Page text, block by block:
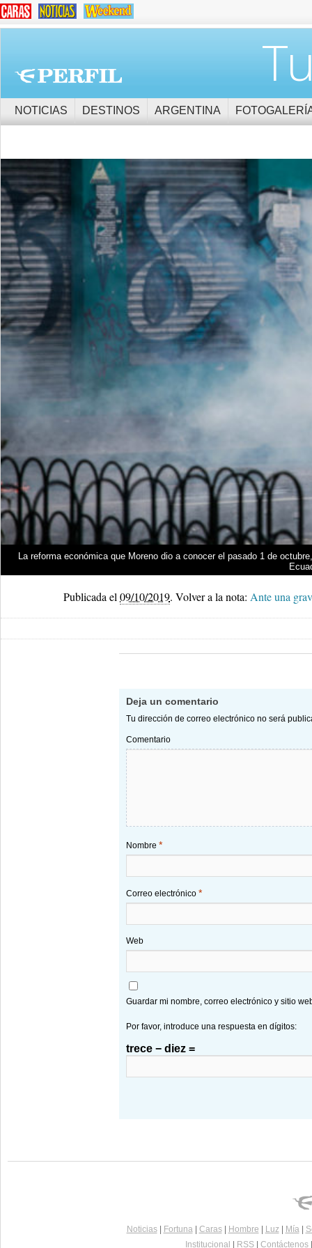
NOTICIAS DESTINOS ARGENTINA
La reforma económica que Moreno dio a conocer el pasado 1 de
Publicada el 09/10/2019. Volver a la nota: Ante una
Deja un comentario
Tu dirección de correo electrónico no será
Comentario
Nombre *
Correo electrónico *
Web
Guardar mi nombre, correo electrónico y sitio
Por favor, introduce una respuesta en dígitos:
trece − diez =
Noticias| Fortuna| Caras| Hombre Luz| Mía|
Institucional
RSS| Contáctenos